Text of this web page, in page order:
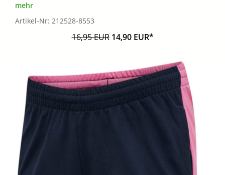
mehr
Artikel-Nr: 212528-8553
16,95 EUR14,90 EUR*